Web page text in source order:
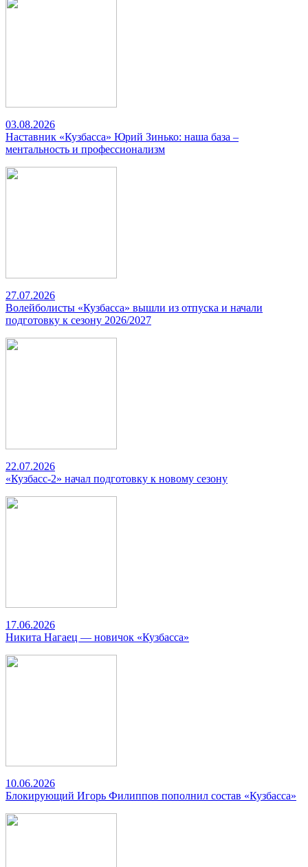
03.08.2026
Наставник «Кузбасса» Юрий Зинько: наша база –
ментальность и профессионализм
27.07.2026
Волейболисты «Кузбасса» вышли из отпуска и начали
подготовку к сезону 2026/2027
22.07.2026
«Кузбасс-2» начал подготовку к новому сезону
17.06.2026
Никита Нагаец — новичок «Кузбасса»
10.06.2026
Блокирующий Игорь Филиппов пополнил состав «Кузбасса»